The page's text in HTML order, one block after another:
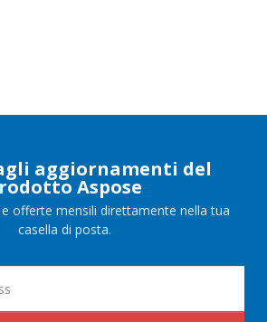
aggiornamenti del
Aspose
offerte mensili direttamente nella tua
casella di posta.